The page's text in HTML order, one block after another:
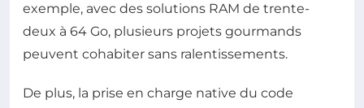
exemple, avec des solutions RAM de trente-
deux à 64 Go, plusieurs projets gourmands
peuvent cohabiter sans ralentissements.
De plus, la prise en charge native du code